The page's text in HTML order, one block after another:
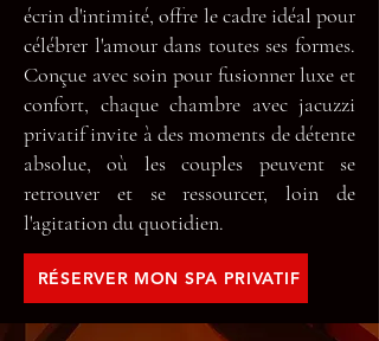
écrin d'intimité, offre le cadre idéal pour
célébrer l'amour dans toutes ses formes.
Conçue avec soin pour fusionner luxe et
confort, chaque chambre avec jacuzzi
privatif invite à des moments de détente
absolue, où les couples peuvent se
retrouver et se ressourcer, loin de
l'agitation du quotidien.
RÉSERVER MON SPA PRIVATIF